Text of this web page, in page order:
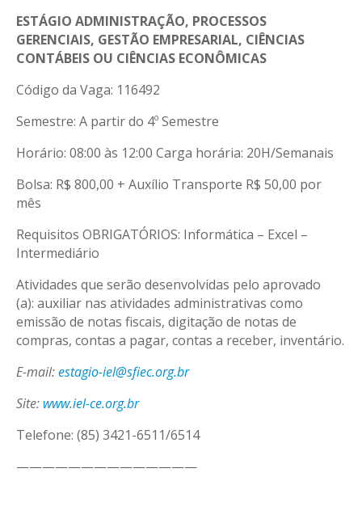
ESTÁGIO ADMINISTRAÇÃO, PROCESSOS
GERENCIAIS, GESTÃO EMPRESARIAL, CIÊNCIAS
CONTÁBEIS OU CIÊNCIAS ECONÔMICAS
Código da Vaga: 116492
Semestre: A partir do 4º Semestre
Horário: 08:00 às 12:00 Carga horária: 20H/Semanais
Bolsa: R$ 800,00 + Auxílio Transporte R$ 50,00 por
mês
Requisitos OBRIGATÓRIOS: Informática – Excel –
Intermediário
Atividades que serão desenvolvidas pelo aprovado
(a): auxiliar nas atividades administrativas como
emissão de notas fiscais, digitação de notas de
compras, contas a pagar, contas a receber, inventário.
E-mail:estagio-iel@sfiec.org.br
Site: www.iel-ce.org.br
Telefone: (85) 3421-6511/6514
——————————————